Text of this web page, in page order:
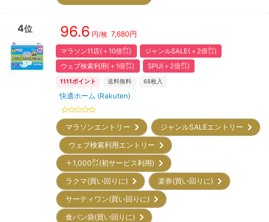
4位 96.6 円/枚 7,680円
マラソン11店(＋10倍㌽)
ジャンルSALE(＋2倍㌽)
ウェブ検索利用(＋1倍㌽)
SPU(＋2倍㌽)
1111ポイント 送料無料 68枚入
快適ホーム (Rakuten)
マラソンエントリー
ジャンルSALEエントリー
ウェブ検索利用エントリー
＋1,000㌽(初サービス利用)
ラクマ(買い回りに)
楽券(買い回りに)
サーティワン(買い回りに)
食パン袋(買い回りに)